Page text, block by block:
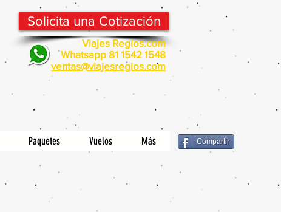
Solicita una Cotización
Viajes Regios.com
Whatsapp 81 1542 1548
ventas@viajesregios.com
Paquetes Vuelos Más Compartir